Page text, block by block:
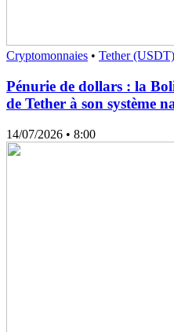
Cryptomonnaies • Tether (USDT)
Pénurie de dollars : la
de Tether à son système
14/07/2026 • 8:00